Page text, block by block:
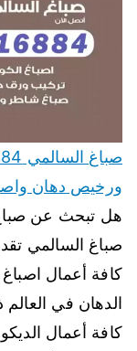
ورخيص دهان
هل تبحث عن
صباغ السالمي
كافة أعمال
الدهان في العالم
كافة أعمال